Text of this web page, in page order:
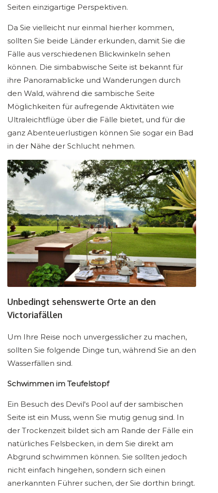
Seiten einzigartige Perspektiven.
Da Sie vielleicht nur einmal hierher kommen,
sollten Sie beide Länder erkunden, damit Sie die
Fälle aus verschiedenen Blickwinkeln sehen
können. Die simbabwische Seite ist bekannt für
ihre Panoramablicke und Wanderungen durch
den Wald, während die sambische Seite
Möglichkeiten für aufregende Aktivitäten wie
Ultraleichtflüge über die Fälle bietet, und für die
ganz Abenteuerlustigen können Sie sogar ein Bad
in der Nähe der Schlucht nehmen.
Unbedingt sehenswerte Orte an den
Victoriafällen
Um Ihre Reise noch unvergesslicher zu machen,
sollten Sie folgende Dinge tun, während Sie an den
Wasserfällen sind.
Schwimmen im Teufelstopf
Ein Besuch des Devil's Pool auf der sambischen
Seite ist ein Muss, wenn Sie mutig genug sind. In
der Trockenzeit bildet sich am Rande der Fälle ein
natürliches Felsbecken, in dem Sie direkt am
Abgrund schwimmen können. Sie sollten jedoch
nicht einfach hingehen, sondern sich einen
anerkannten Führer suchen, der Sie dorthin bringt.